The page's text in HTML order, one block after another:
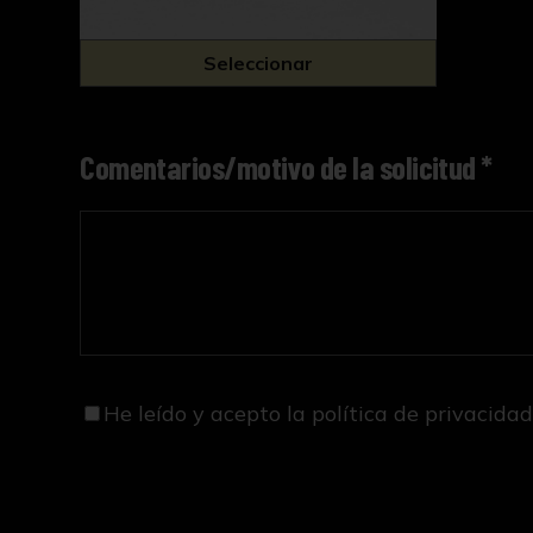
Seleccionar
Comentarios/motivo de la solicitud *
He leído y acepto la política de privacidad